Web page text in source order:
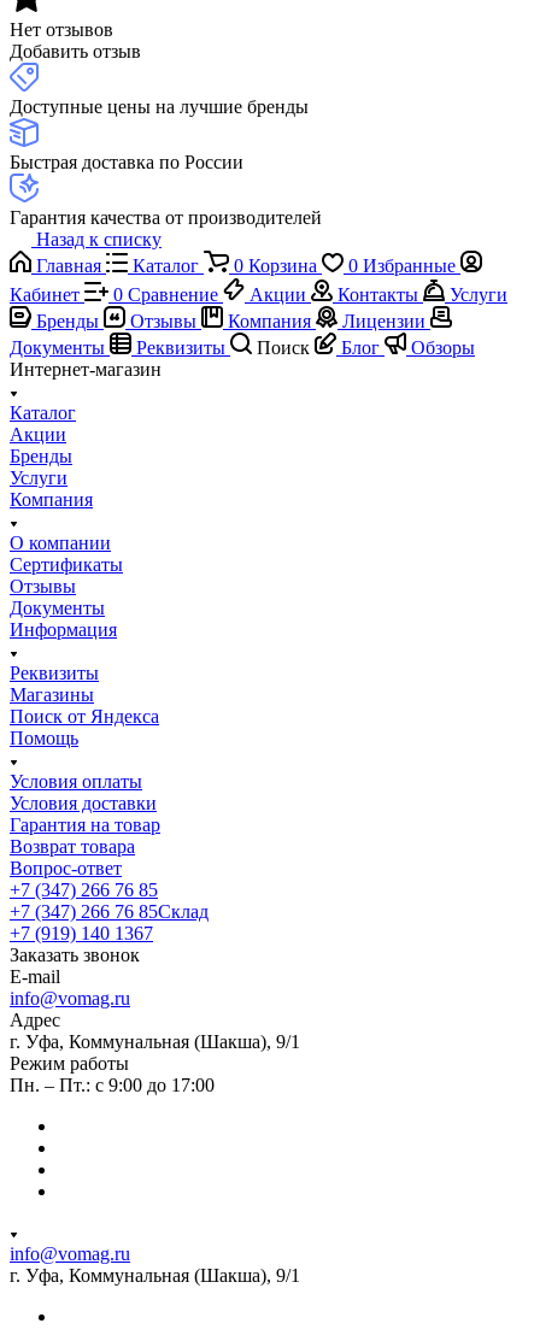
Нет отзывов
Добавить отзыв
Доступные цены на лучшие бренды
Быстрая доставка по России
Гарантия качества от производителей
Назад к списку
Главная
Каталог 0 Корзина 0 Избранные
Кабинет
0 Сравнение Акции Контакты
Услуги
Бренды
Отзывы Компания
Лицензии
Документы
Реквизиты Поиск Блог
Обзоры
Интернет-магазин
Каталог
Акции
Бренды
Услуги
Компания
О компании
Сертификаты
Отзывы
Документы
Информация
Реквизиты
Магазины
Поиск от Яндекса
Помощь
Условия оплаты
Условия доставки
Гарантия на товар
Возврат товара
Вопрос-ответ
+7 (347) 266 76 85
+7 (347) 266 76 85Склад
+7 (919) 140 1367
Заказать звонок
E-mail
info@vomag.ru
Адрес
г. Уфа, Коммунальная (Шакша), 9/1
Режим работы
Пн. – Пт.: с 9:00 до 17:00
info@vomag.ru
г. Уфа, Коммунальная (Шакша), 9/1